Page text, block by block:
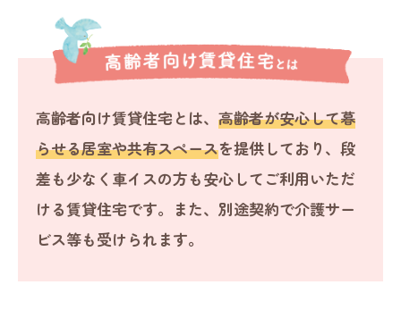
高齢者向け賃貸住宅とは、高齢者が安心して暮
らせる居室や共有スペースを提供しており、段
差も少なく車イスの方も安心してご利用いただ
ける賃貸住宅です。また、別途契約で介護サー
ビス等も受けられます。